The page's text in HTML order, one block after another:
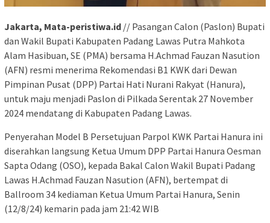
Jakarta, Mata-peristiwa.id // Pasangan Calon (Paslon) Bupati
dan Wakil Bupati Kabupaten Padang Lawas Putra Mahkota
Alam Hasibuan, SE (PMA) bersama H.Achmad Fauzan Nasution
(AFN) resmi menerima Rekomendasi B1 KWK dari Dewan
Pimpinan Pusat (DPP) Partai Hati Nurani Rakyat (Hanura),
untuk maju menjadi Paslon di Pilkada Serentak 27 November
2024 mendatang di Kabupaten Padang Lawas.
Penyerahan Model B Persetujuan Parpol KWK Partai Hanura ini
diserahkan langsung Ketua Umum DPP Partai Hanura Oesman
Sapta Odang (OSO), kepada Bakal Calon Wakil Bupati Padang
Lawas H.Achmad Fauzan Nasution (AFN), bertempat di
Ballroom 34 kediaman Ketua Umum Partai Hanura, Senin
(12/8/24) kemarin pada jam 21:42 WIB